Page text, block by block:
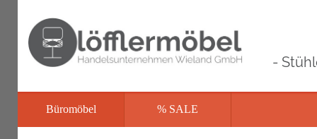
-
Büromöbel % SALE